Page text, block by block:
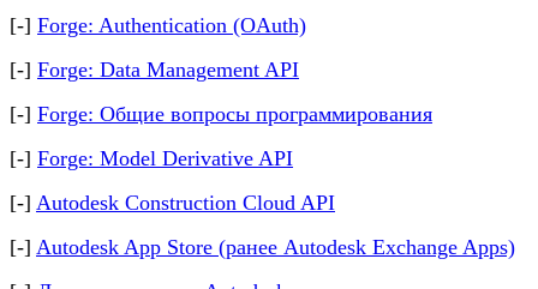
[-] Forge: Authentication (OAuth)
[-] Forge: Data Management API
[-] Forge: Общие вопросы программирования
[-] Forge: Model Derivative API
[-] Autodesk Construction Cloud API
[-] Autodesk App Store (ранее Autodesk Exchange Apps)